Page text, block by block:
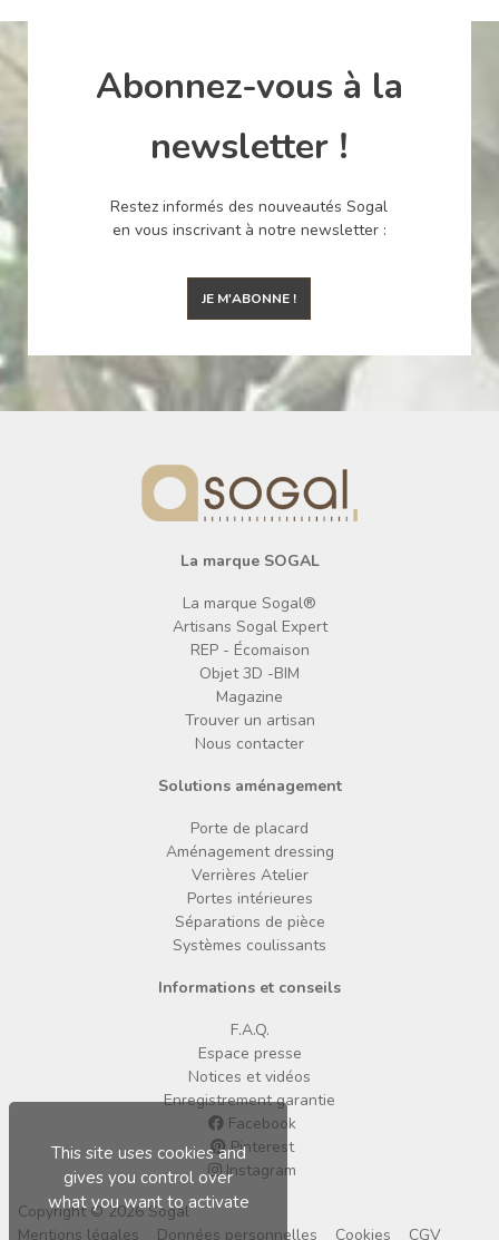
Abonnez-vous à la
newsletter !
Restez informés des nouveautés Sogal
en vous inscrivant à notre newsletter :
JE M'ABONNE !
La marque SOGAL
La marque Sogal®
Artisans Sogal Expert
REP - Écomaison
Objet 3D -BIM
Magazine
Trouver un artisan
Nous contacter
Solutions aménagement
Porte de placard
Aménagement dressing
Verrières Atelier
Portes intérieures
Séparations de pièce
Systèmes coulissants
Informations et conseils
F.A.Q.
Espace presse
Notices et vidéos
Enregistrement garantie
Facebook
Pinterest
Instagram
Copyright © 2026 Sogal
Mentions légales
Données personnelles Cookies CGV
This site uses cookies and
gives you control over
what you want to activate